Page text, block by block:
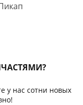
у нас сотни новых